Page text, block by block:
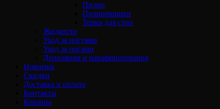
Пилки
Полировщики
Терки для стоп
Жидкости
Уход за ногтями
Уход за ногами
Депиляция и парафинотерапия
Новинки
Скидки
Доставка и оплата
Контакты
Корзина